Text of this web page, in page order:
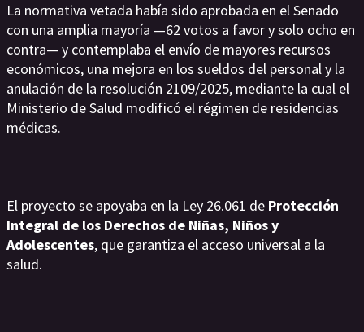
La normativa vetada había sido aprobada en el Senado
con una amplia mayoría —62 votos a favor y solo ocho en
contra— y contemplaba el envío de mayores recursos
económicos, una mejora en los sueldos del personal y la
anulación de la resolución 2109/2025, mediante la cual el
Ministerio de Salud modificó el régimen de residencias
médicas.
El proyecto se apoyaba en la Ley 26.061 de Protección
Integral de los Derechos de Niñas, Niños y
Adolescentes, que garantiza el acceso universal a la
salud.